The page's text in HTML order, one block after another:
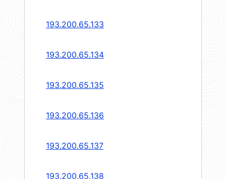
193.200.65.133
193.200.65.134
193.200.65.135
193.200.65.136
193.200.65.137
193.200.65.138